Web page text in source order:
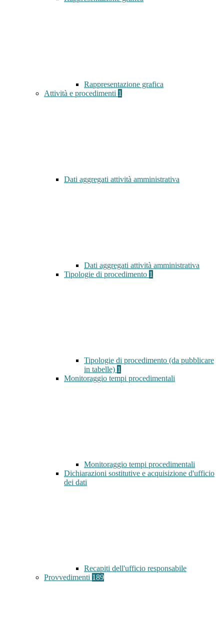
Rappresentazione grafica
Attività e procedimenti 1
Dati aggregati attività amministrativa
Dati aggregati attività amministrativa
Tipologie di procedimento 1
Tipologie di procedimento (da pubblicare
in tabelle) 1
Monitoraggio tempi procedimentali
Monitoraggio tempi procedimentali
Dichiarazioni sostitutive e acquisizione d'ufficio
dei dati
Recapiti dell'ufficio responsabile
Provvedimenti 189